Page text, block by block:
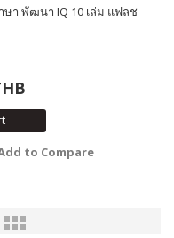
า พัฒนา IQ 10 เล่ม แฟลช
to Compare